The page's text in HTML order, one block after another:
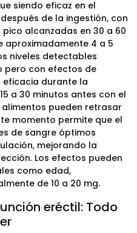
siendo eficaz en el
de la ingestión, con
alcanzadas en 30 a 60
aproximadamente 4 a 5
niveles detectables
pero con efectos de
eficacia durante la
a 30 minutos antes con el
pueden retrasar
momento permite que el
de sangre óptimos
mejorando la
Los efectos pueden
como edad,
de 10 a 20 mg.
eréctil: Todo